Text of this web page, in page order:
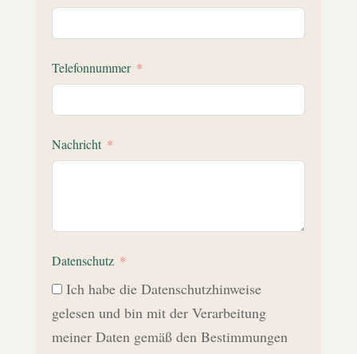
Telefonnummer
Nachricht
Datenschutz
Ich habe die Datenschutzhinweise
gelesen und bin mit der Verarbeitung
meiner Daten gemäß den Bestimmungen